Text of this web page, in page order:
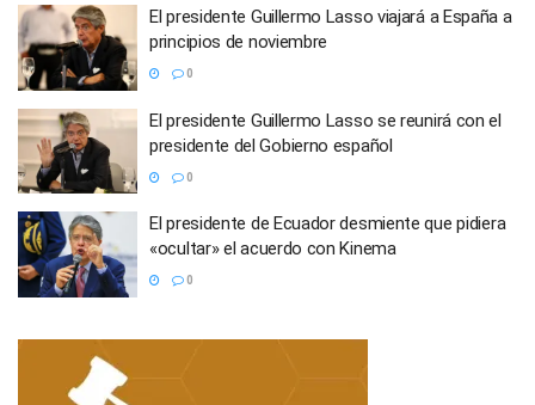
El presidente Guillermo Lasso viajará a España a
principios de noviembre
0
El presidente Guillermo Lasso se reunirá con el
presidente del Gobierno español
0
El presidente de Ecuador desmiente que pidiera
«ocultar» el acuerdo con Kinema
0